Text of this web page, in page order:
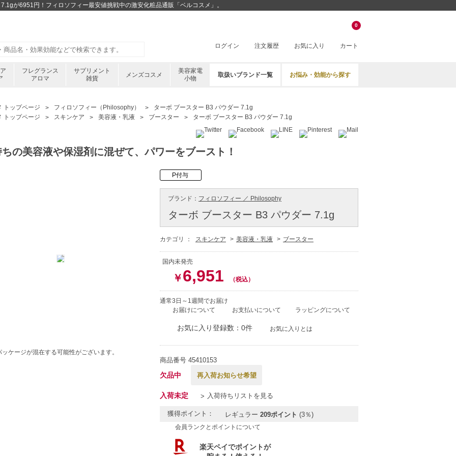
が6951円！フィロソフィー最安値挑戦中の激安化粧品通販「ベルコスメ」。
ログイン 注文履歴 お気に入り カート
0
フレグランス
アロマ
サプリメント
雑貨
メンズコスメ
美容家電
小物
取扱いブランド一覧 お悩み・効能から探す
トップページ フィロソフィー（Philosophy）
ターボ ブースター B3 パウダー 7.1g
トップページ
スキンケア 美容液・乳液 ブースター ターボ ブースター B3 パウダー 7.1g
の美容液や保湿剤に混ぜて、パワーをブースト！
ケージが混在する可能性がございます。
P付与
ブランド： フィロソフィー ／ Philosophy
ターボ ブースター B3 パウダー 7.1g
カテゴリ ： スキンケア 美容液・乳液 ブースター
国内未発売
￥6,951 （税込）
通常3日～1週間でお届け
お届けについて
お支払いについて ラッピングについて
お気に入り登録数：0件 お気に入りとは
商品番号 45410153
欠品中 再入荷お知らせ希望
入荷未定 入荷待ちリストを見る
獲得ポイント： レギュラー 209ポイント (3％)
会員ランクとポイントについて